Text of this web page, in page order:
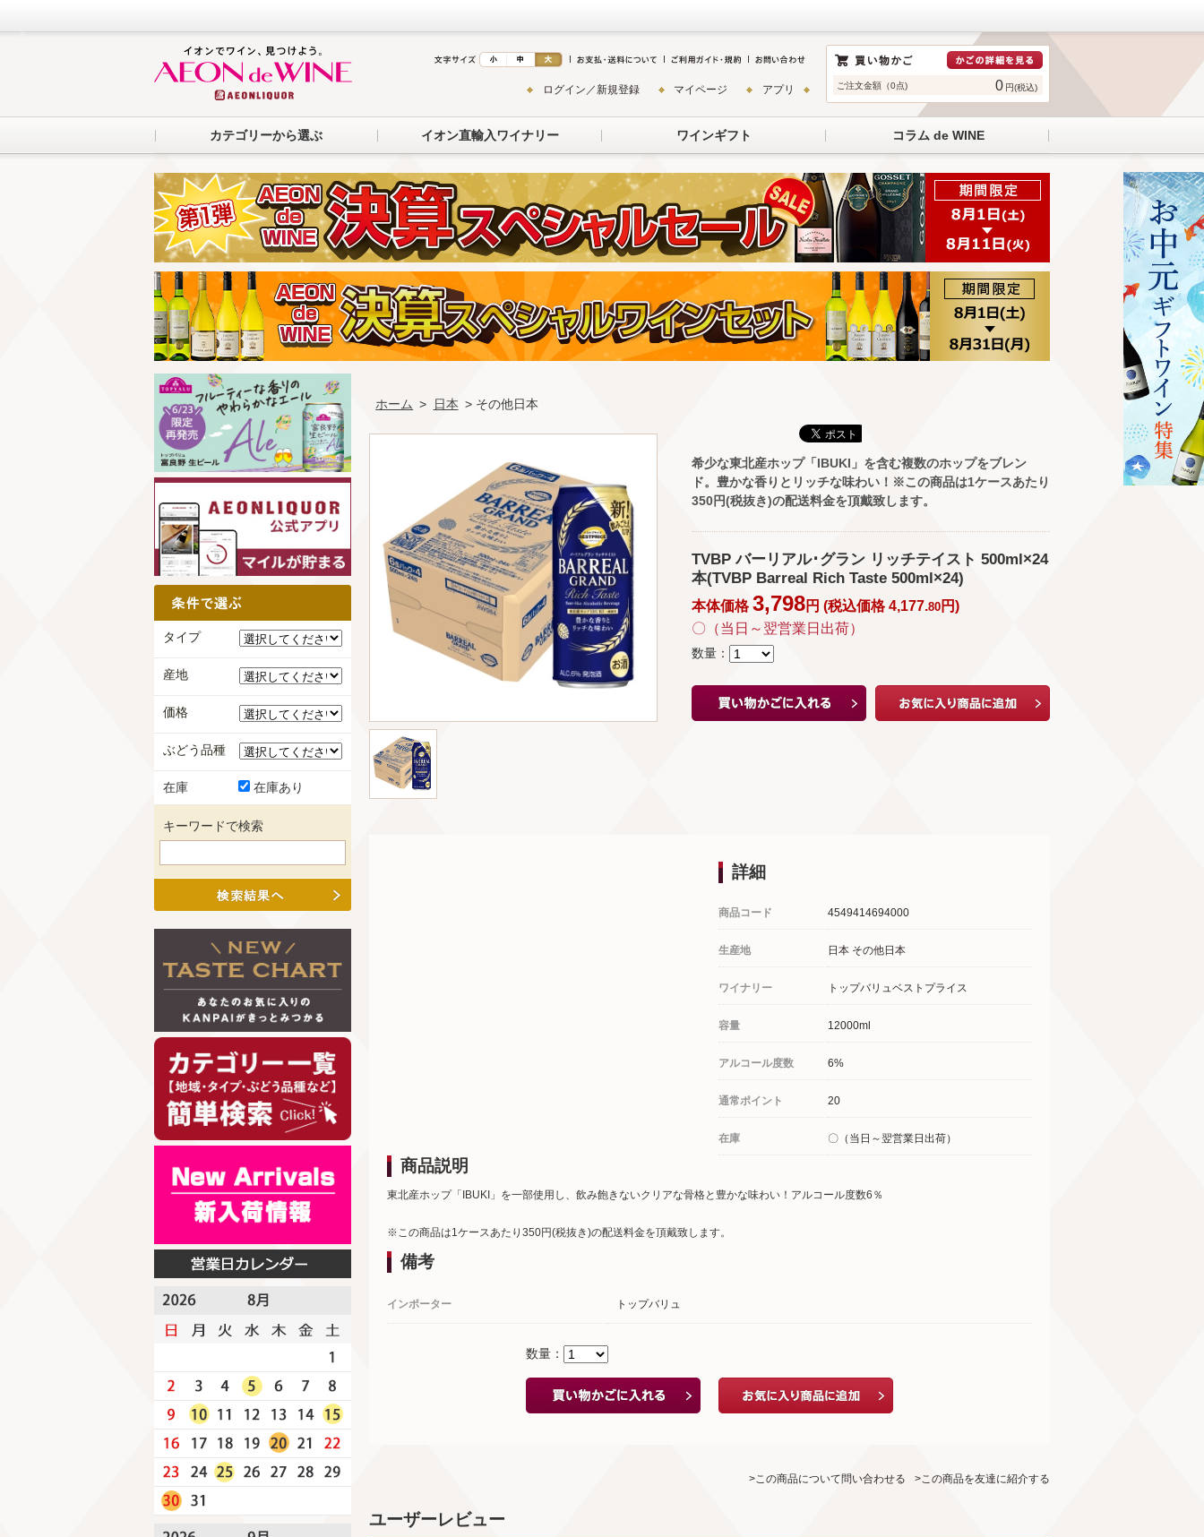
ご注文金額（0点) 0 円(税込)
ログイン／新規登録 マイページ アプリ
カテゴリーから選ぶ イオン直輸入ワイナリー ワインギフト コラム de WINE
ホーム > 日本 > その他日本
希少な東北産ホップ「IBUKI」を含む複数のホップをブレン
ド。豊かな香りとリッチな味わい！※この商品は1ケースあたり
350円(税抜き)の配送料金を頂戴致します。
TVBP バーリアル･グラン リッチテイスト 500ml×24
本(TVBP Barreal Rich Taste 500ml×24)
本体価格3,798円 (税込価格4,177.80 円)
〇（当日～翌営業日出荷）
数量：
詳細
商品コード 4549414694000
生産地 日本 その他日本
ワイナリー トップバリュベストプライス
容量 12000ml
アルコール度数 6%
通常ポイント 20
在庫 〇（当日～翌営業日出荷）
商品説明
東北産ホップ「IBUKI」を一部使用し、飲み飽きないクリアな骨格と豊かな味わい！アルコール度数6％
※この商品は1ケースあたり350円(税抜き)の配送料金を頂戴致します。
備考
インポーター トップバリュ
数量：
>この商品について問い合わせる >この商品を友達に紹介する
ユーザーレビュー
タイプ
産地
価格
ぶどう品種
在庫 在庫あり
キーワードで検索